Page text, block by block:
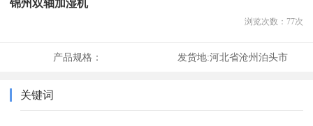
锦州双轴加湿机
浏览次数： 77次
产品规格： 发货地:河北省沧州泊头市
关键词